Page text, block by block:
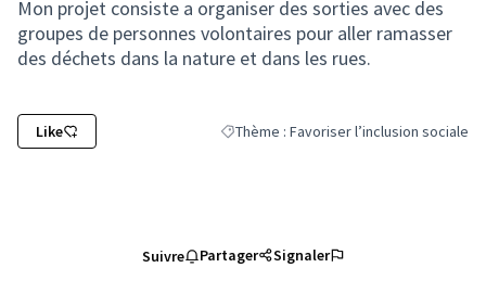
Mon projet consiste a organiser des sorties avec des
groupes de personnes volontaires pour aller ramasser
des déchets dans la nature et dans les rues.
Like Filtrer les résultats de la catégorie :
Thème : Favoriser l’inclusion sociale
Suivre Partager Signaler